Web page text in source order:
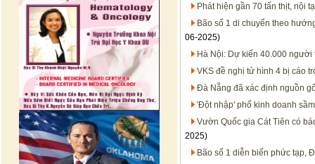
Phát hiện gần 70 tấn thịt, nội
Bão số 1 di chuyển theo
06-2025)
Hà Nội: Dự kiến 40.000 người
VKS đề nghị tử hình 4 bị cáo
Đà Nẵng đã xác định nguồn
'Đột nhập' phố kinh doanh
Vườn Quốc gia Cát Tiên có
2025)
Bão số 1 diễn biến phức tạp,